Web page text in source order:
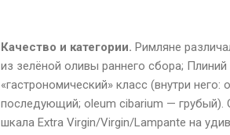
Качество и категории. Римляне
из зелёной оливы раннего сбора; Плиний
«гастрономический» класс (внутри него:
последующий; oleum cibarium — грубый).
шкала Extra Virgin/Virgin/Lampante на